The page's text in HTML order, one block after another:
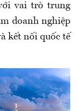
vai trò trung
doanh nghiệp
kết nối quốc tế